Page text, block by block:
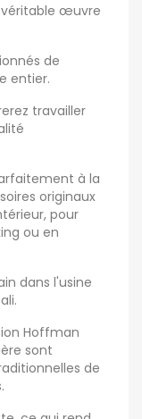
œuvre
de
entier.
travailler
à la
originaux
pour
ou en
dans l'usine
Hoffman
sont
de